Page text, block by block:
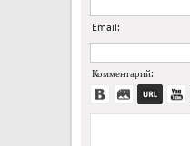
Email:
Комментарий: